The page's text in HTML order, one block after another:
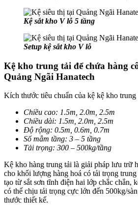
Kệ sắt kho V lỗ 5 tầng
Setup kệ sắt kho V lỗ
Kệ kho trung tải để chứa hàng
Quảng Ngãi Hanatech
Kích thước tiêu chuẩn của kệ kệ kho trung
Chiều cao: 1.5m, 2.0m, 2.5m
Chiều dài: 1.5m, 2.0m, 2.5m
Độ rộng: 0.5m, 0.6m, 0.7m
Số mâm tầng: 3 – 5 tầng
Tải trọng: 300 – 500kg/tầng
Kệ kho hàng trung tải là giải pháp lưu trữ
cho khối lượng hàng hoá có tải trọng
tạo từ sắt sơn tĩnh điện hai lớp chắc chắn,
có thể chịu tải trọng cực lớn đến 500kg/
thước thiết kế.